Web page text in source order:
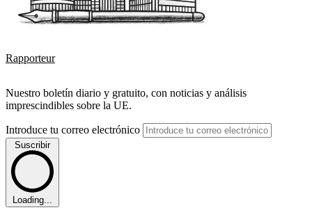
Rapporteur
Nuestro boletín diario y gratuito, con noticias y análisis
imprescindibles sobre la UE.
Introduce tu correo electrónico
Suscribir
Loading...